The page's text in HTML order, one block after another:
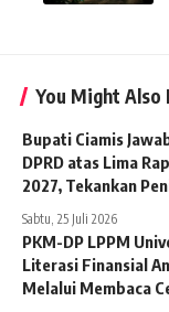
You Might Also
Bupati Ciamis
DPRD atas Lima
2027, Tekankan
Sabtu, 25 Juli 2026
PKM-DP LPPM
Literasi Finansial
Melalui Membaca